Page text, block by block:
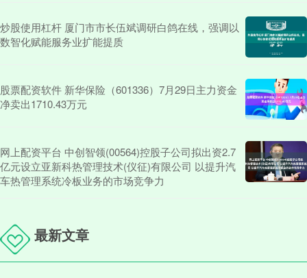
炒股使用杠杆 厦门市市长伍斌调研白鸽在线，强调以
数智化赋能服务业扩能提质
股票配资软件 新华保险（601336）7月29日主力资金
净卖出1710.43万元
网上配资平台 中创智领(00564)控股子公司拟出资2.7
亿元设立亚新科热管理技术(仪征)有限公司 以提升汽
车热管理系统冷板业务的市场竞争力
最新文章